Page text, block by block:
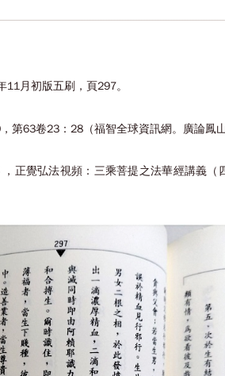
月初版五刷，頁297。
63卷23：28（福智全球資訊網。廣論鳳山
覺弘法視頻：三乘菩提之法華經講義（